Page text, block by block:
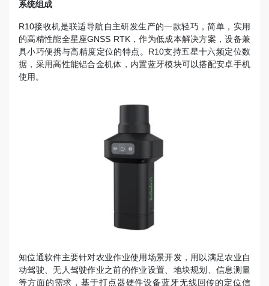
系统组成
R10接收机是联适导航自主研发生产的一款轻巧，简单，实用
的高精性能全星座GNSS RTK，作为低成本解决方案，设备兼
具小巧便携与高精度定位的特点。R10支持五星十六频定位数
据，采用高性能铝合金机体，内置蓝牙模块可以搭配安卓手机
使用。
知位通软件主要针对农业作业使用场景开发，用以满足农业自
动驾驶、无人驾驶作业之前的作业设置、地块规划、信息测量
等方面的需求，基于打点器硬件设备蓝牙无线回传的定位信